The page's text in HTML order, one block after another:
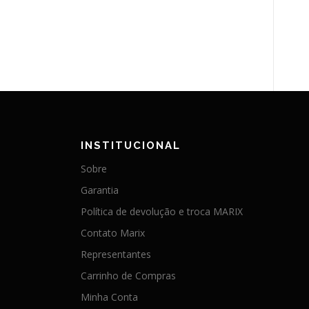
INSTITUCIONAL
Sobre
Garantia
Política de devolução e troca MARIX
Contato Marix
Representantes
Carrinho de Compras
Minha Conta